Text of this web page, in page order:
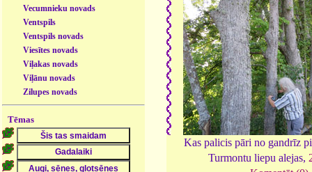
Vecumnieku novads
Ventspils
Ventspils novads
Viesītes novads
Viļakas novads
Viļānu novads
Zilupes novads
Tēmas
Kas palicis pāri no gandrīz
Turmontu liepu alejas,